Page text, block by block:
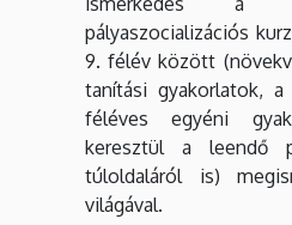
pályaszocializációs
9. félév között
tanítási gyakorlatok, a
féléves egyéni
keresztül a leendő
túloldaláról is)
világával.